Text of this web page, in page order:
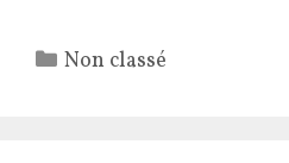
Catégories
Non classé